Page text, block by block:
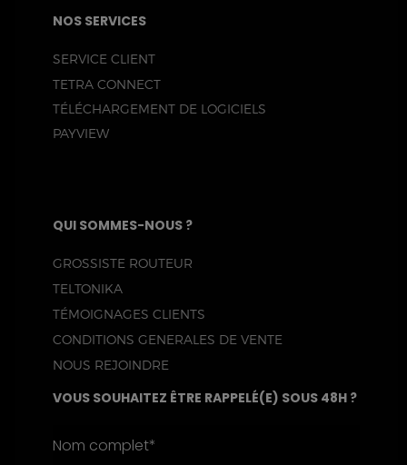
NOS SERVICES
SERVICE CLIENT
TETRA CONNECT
TÉLÉCHARGEMENT DE LOGICIELS
PAYVIEW
QUI SOMMES-NOUS ?
GROSSISTE ROUTEUR
TELTONIKA
TÉMOIGNAGES CLIENTS
CONDITIONS GENERALES DE VENTE
NOUS REJOINDRE
VOUS SOUHAITEZ ÊTRE RAPPELÉ(E) SOUS 48H ?